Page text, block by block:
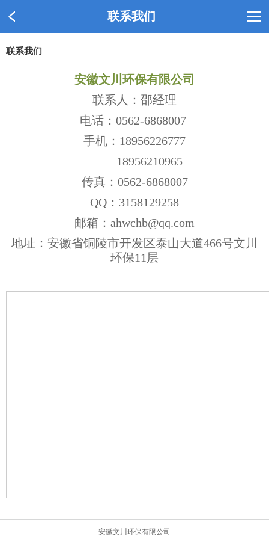
联系我们
联系我们
安徽文川环保有限公司
联系人：邵经理
电话：0562-6868007
手机：18956226777
18956210965
传真：0562-6868007
QQ：3158129258
邮箱：ahwchb@qq.com
地址：安徽省铜陵市开发区泰山大道466号文川
环保11层
安徽文川环保有限公司